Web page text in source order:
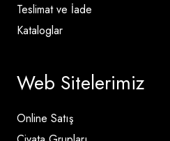
Teslimat ve İade
Kataloglar
Web Sitelerimiz
Online Satış